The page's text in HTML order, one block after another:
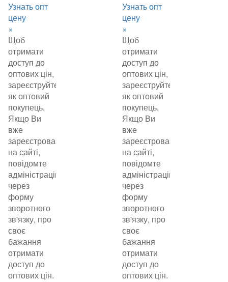
Узнать опт
цену
×
Щоб
отримати
доступ до
оптових цін,
зареєструйтеся
як оптовий
покупець.
Якщо Ви
вже
зареєстровані
на сайті,
повідомте
адміністрацію
через
форму
зворотного
зв'язку, про
своє
бажання
отримати
доступ до
оптових цін.
Узнать опт
цену
×
Щоб
отримати
доступ до
оптових цін,
зареєструйтеся
як оптовий
покупець.
Якщо Ви
вже
зареєстровані
на сайті,
повідомте
адміністрацію
через
форму
зворотного
зв'язку, про
своє
бажання
отримати
доступ до
оптових цін.